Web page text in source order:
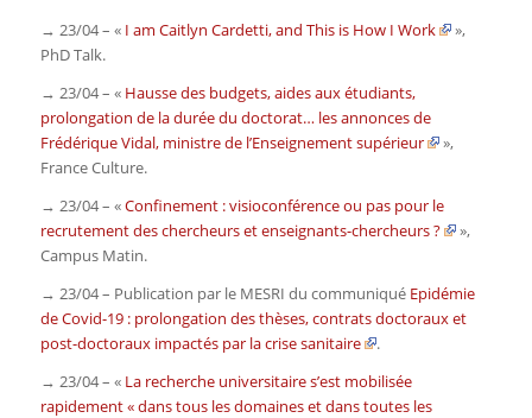
→ 23/04 – « I am Caitlyn Cardetti, and This is How I Work
»,
PhD Talk.
→ 23/04 – « Hausse des budgets, aides aux étudiants,
prolongation de la durée du doctorat… les annonces de
Frédérique Vidal, ministre de l’Enseignement supérieur
»,
France Culture.
→ 23/04 – «Confinement : visioconférence ou pas pour le
recrutement des chercheurs et enseignants-chercheurs ?
»,
Campus Matin.
→ 23/04 – Publication par le MESRI du communiqué Epidémie
de Covid-19 : prolongation des thèses, contrats doctoraux et
post-doctoraux impactés par la crise sanitaire
.
→ 23/04 – « La recherche universitaire s’est mobilisée
rapidement « dans tous les domaines et dans toutes les